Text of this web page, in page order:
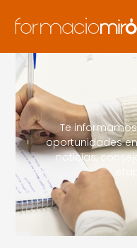
Te
oportunidades
noticias,